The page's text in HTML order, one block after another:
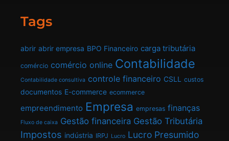
Tags
abrir abrir empresa BPO Financeiro carga tributária
comércio comércio online Contabilidade
Contabilidade consultiva controle financeiro CSLL custos
documentos E-commerce ecommerce
empreendimento Empresa empresas finanças
Fluxo de caixa Gestão financeira Gestão Tributária
Impostos indústria IRPJ Lucro Lucro Presumido